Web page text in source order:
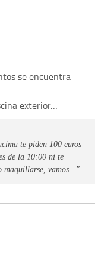
se encuentra
exterior…
te piden 100 euros
de la 10:00 ni te
maquillarse, vamos…"